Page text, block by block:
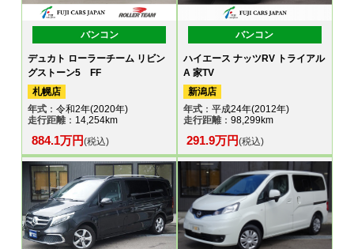
バンコン
デュカト ローラーチーム リビン
グストーン5 FF
札幌店
年式 ：令和2年(2020年)
走行距離：14,254km
884.1万円(税込)
バンコン
ハイエース ナッツRV トライアル
A 家TV
新潟店
年式：平成24年(2012年)
走行距離：98,299km
291.9万円(税込)